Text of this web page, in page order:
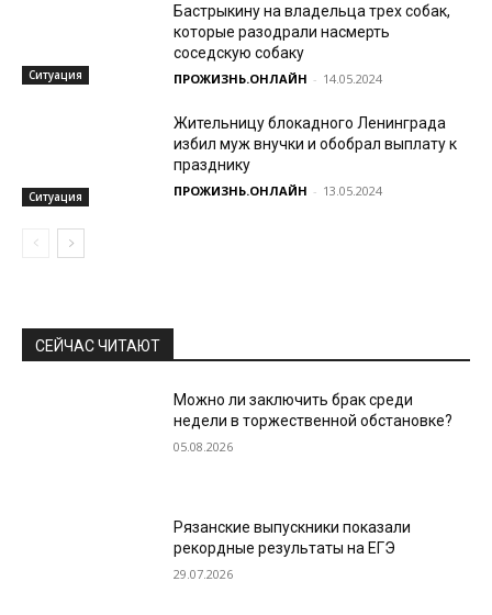
Ситуация
Бастрыкину на владельца трех собак,
которые разодрали насмерть
соседскую собаку
ПРОЖИЗНЬ.ОНЛАЙН - 14.05.2024
Ситуация
Жительницу блокадного Ленинграда
избил муж внучки и обобрал выплату к
празднику
ПРОЖИЗНЬ.ОНЛАЙН - 13.05.2024
СЕЙЧАС ЧИТАЮТ
Можно ли заключить брак среди
недели в торжественной обстановке?
05.08.2026
Рязанские выпускники показали
рекордные результаты на ЕГЭ
29.07.2026